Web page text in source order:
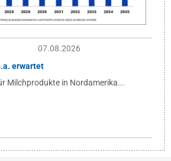
07.08.2026
erwartet
Milchprodukte in Nordamerika...